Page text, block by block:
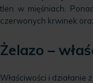
tlen w mięśniach.
czerwonych krwinek
Żelazo –
Właściwości i działanie